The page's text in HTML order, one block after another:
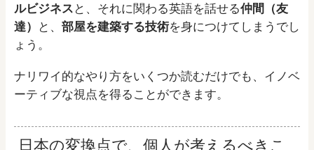
ルビジネス と、それに関わる英語を話せる仲間（友
達）
と、 部屋を建築する技術を身につけてしまうでし
ょう。
ナリワイ的なやり方をいくつか読むだけでも、イノベ
ーティブな視点を得ることができます。
日本の変換点で、個人が考えるべきこ